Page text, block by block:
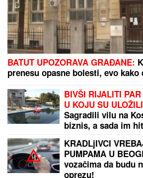
MAJA SE OGLASILA NAKON
ASMINOM I GABI:"Sve poruke je
saznala istinu"